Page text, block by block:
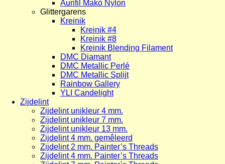
Aurifil Makò Nylon
Glittergarens
Kreinik
Kreinik #4
Kreinik #8
Kreinik Blending Filament
DMC Diamant
DMC Metallic Perlé
DMC Metallic Splijt
Rainbow Gallery
YLI Candelight
Zijdelint
Zijdelint unikleur 4 mm.
Zijdelint unikleur 7 mm.
Zijdelint unikleur 13 mm.
Zijdelint 4 mm. gemêleerd
Zijdelint 2 mm. Painter’s Threads
Zijdelint 4 mm. Painter’s Threads